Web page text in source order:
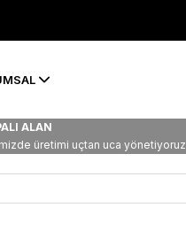
ALAN
üretimi uçtan uca yönetiyoruz